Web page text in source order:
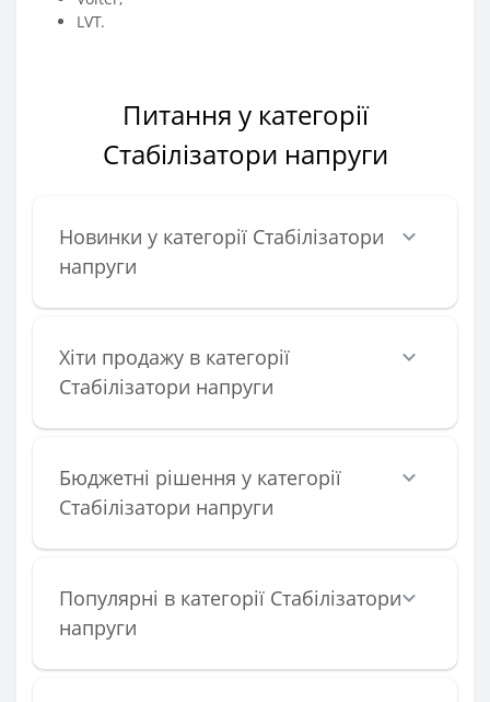
LVT.
Питання у категорії
Стабілізатори напруги
Новинки у категорії Стабілізатори
напруги
Хіти продажу в категорії
Стабілізатори напруги
Бюджетні рішення у категорії
Стабілізатори напруги
Популярні в категорії Стабілізатори
напруги